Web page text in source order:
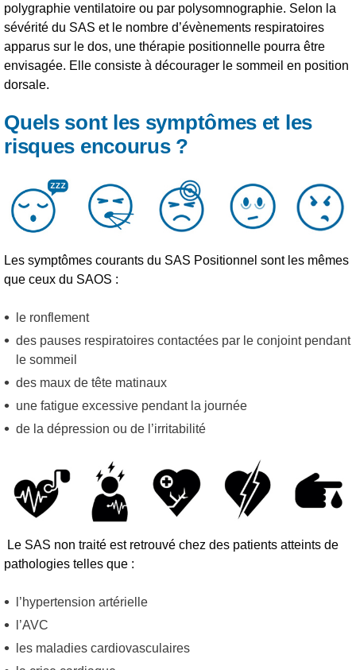
polygraphie ventilatoire ou par polysomnographie. Selon la
sévérité du SAS et le nombre d’évènements respiratoires
apparus sur le dos, une thérapie positionnelle pourra être
envisagée. Elle consiste à décourager le sommeil en position
dorsale.
Quels sont les symptômes et les
risques encourus ?
Les symptômes courants du SAS Positionnel sont les mêmes
que ceux du SAOS :
le ronflement
des pauses respiratoires contactées par le conjoint pendant
le sommeil
des maux de tête matinaux
une fatigue excessive pendant la journée
de la dépression ou de l’irritabilité
Le SAS non traité est retrouvé chez des patients atteints de
pathologies telles que :
l’hypertension artérielle
l’AVC
les maladies cardiovasculaires